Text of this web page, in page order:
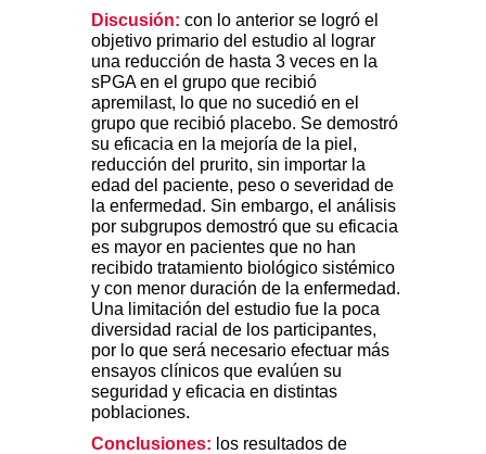
Discusión: con lo anterior se logró el
objetivo primario del estudio al lograr
una reducción de hasta 3 veces en la
sPGA en el grupo que recibió
apremilast, lo que no sucedió en el
grupo que recibió placebo. Se demostró
su eficacia en la mejoría de la piel,
reducción del prurito, sin importar la
edad del paciente, peso o severidad de
la enfermedad. Sin embargo, el análisis
por subgrupos demostró que su eficacia
es mayor en pacientes que no han
recibido tratamiento biológico sistémico
y con menor duración de la enfermedad.
Una limitación del estudio fue la poca
diversidad racial de los participantes,
por lo que será necesario efectuar más
ensayos clínicos que evalúen su
seguridad y eficacia en distintas
poblaciones.
Conclusiones: los resultados de